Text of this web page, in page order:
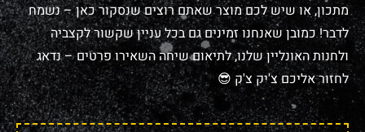
מתכון, או שיש לכם מוצר שאתם רוצים שנסקור כאן – נשמח
לדבר! כמובן שאנחנו זמינים גם בכל עניין שקשור לקצביה
ולחנות האונליין שלנו, לתיאום שיחה השאירו פרטים – נדאג
לחזור אליכם צ'יק צ'ק 😎